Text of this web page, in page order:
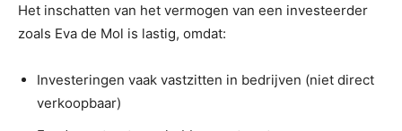
Het inschatten van het vermogen van een investeerder
zoals Eva de Mol is lastig, omdat:
Investeringen vaak vastzitten in bedrijven (niet direct
verkoopbaar)